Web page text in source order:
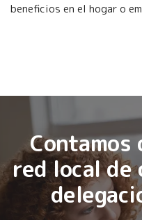
beneficios en el hogar o
Contamos
red local de